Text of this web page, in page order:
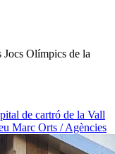
Olímpics de la
de cartró de la Vall
Marc Orts / Agències